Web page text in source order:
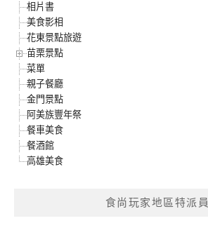
相片書
美食影相
花東景點旅遊
苗栗景點
菜單
親子餐廳
金門景點
阿美族豐年祭
餐車美食
餐酒館
高雄美食
食尚玩家地區特派員